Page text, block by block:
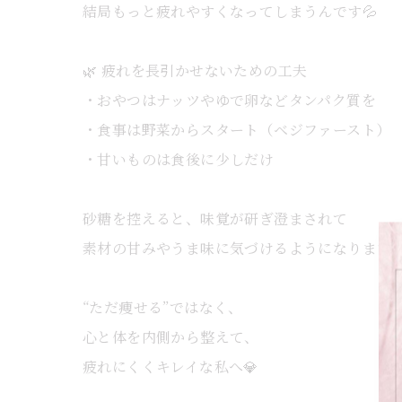
結局もっと疲れやすくなってしまうんです💦
🌿 疲れを長引かせないための工夫
・おやつはナッツやゆで卵などタンパク質を
・食事は野菜からスタート（ベジファースト）
・甘いものは食後に少しだけ
砂糖を控えると、味覚が研ぎ澄まされて
素材の甘みやうま味に気づけるようになります
“ただ痩せる”ではなく、
心と体を内側から整えて、
疲れにくくキレイな私へ💎